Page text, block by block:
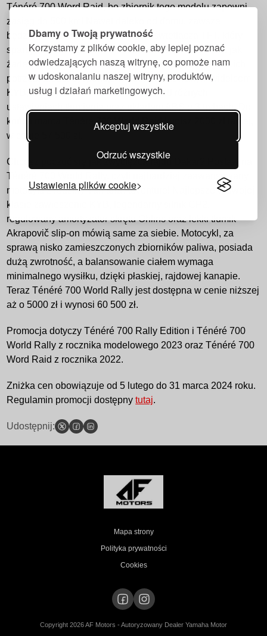
Dbamy o Twoją prywatność
Korzystamy z plików cookie, aby lepiej poznać
odwiedzających naszą witrynę, co pomoże nam
w udoskonalaniu naszej witryny, produktów,
usług i działań marketingowych.
Akceptuj wszystkie
Odrzuć wszystkie
Ustawienia plików cookie
Ténéré 700 Word Raid, bo zbiornik tego modelu zapewni
zasięg do 500 km! Nawet daleko od domu, zawsze
będziesz na bieżąco za sprawą wyświetlacza TFT, który
sparuje się z Twoim smartfonem. Wersję Word Raid, jak
żaden inny motocykl, dopasujesz perfekcyjnie do swoich
potrzeb. Model dysponuje w pełni regulowanym widelcem
KYB, amortyzatorem skrętu Öhlins o 18 różnych
ustawieniach tłumienia oraz układem ABS o 3 trybach. Do
końca marca Ténéré 700 World Raid kupisz 2000 zł taniej,
w cenie 57 500 zł.
Chcesz poczuć się jak zwycięzca rajdu Dakar? Postaw na
Ténéré 700 World Rally, czyli najbardziej zaawansowany
motocykl z rodziny Yamaha Adventure! Najlepsze w swojej
klasie zawieszenie KYB, legendarny silnik CP2,
regulowany amortyzator skrętu Öhlins oraz lekki tłumik
Akrapovič slip-on mówią same za siebie. Motocykl, za
sprawą nisko zamieszczonych zbiorników paliwa, posiada
dużą zwrotność, a balansowanie ciałem wymaga
minimalnego wysiłku, dzięki płaskiej, rajdowej kanapie.
Teraz Ténéré 700 World Rally jest dostępna w cenie niższej
aż o 5000 zł i wynosi 60 500 zł.
Promocja dotyczy Ténéré 700 Rally Edition i Ténéré 700
World Rally z rocznika modelowego 2023 oraz Ténéré 700
Word Raid z rocznika 2022.
Zniżka cen obowiązuje od 5 lutego do 31 marca 2024 roku.
Regulamin promocji dostępnytutaj.
Udostępnij:
Mapa strony
Polityka prywatności
Cookies
Copyright 2026 AF Motors - Autoryzowany Dealer Yamaha Motor